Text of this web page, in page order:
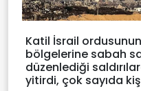
Katil İsrail
bölgelerine sabah
düzenlediği
yitirdi, çok sayıda